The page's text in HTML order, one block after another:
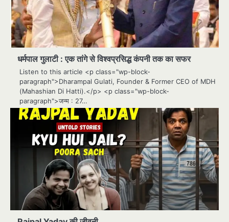
धर्मपाल गुलाटी : एक तांगे से विश्वप्रसिद्ध कंपनी तक का सफर
Listen to this article <p class="wp-block-
paragraph">Dharampal Gulati, Founder & Former CEO of MDH
(Mahashian Di Hatti).</p> <p class="wp-block-
paragraph">जन्म : 27…